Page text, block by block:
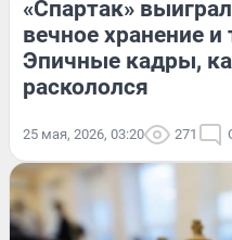
«Спартак»
вечное хранение и
Эпичные кадры,
раскололся
25 мая, 2026, 03:20 271